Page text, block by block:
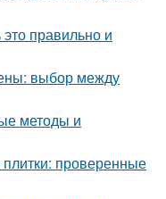
правильно и
выбор между
методы и
проверенные